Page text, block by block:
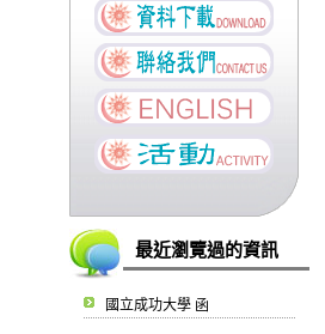
最近瀏覽過的資訊
國立成功大學 函